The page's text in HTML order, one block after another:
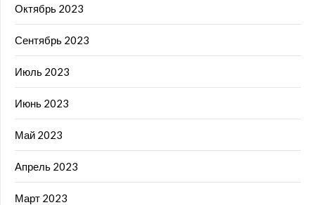
Октябрь 2023
Сентябрь 2023
Июль 2023
Июнь 2023
Май 2023
Апрель 2023
Март 2023